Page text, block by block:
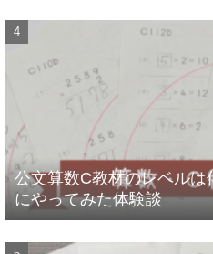
公文算数C教材のレベルは
にやってみた体験談